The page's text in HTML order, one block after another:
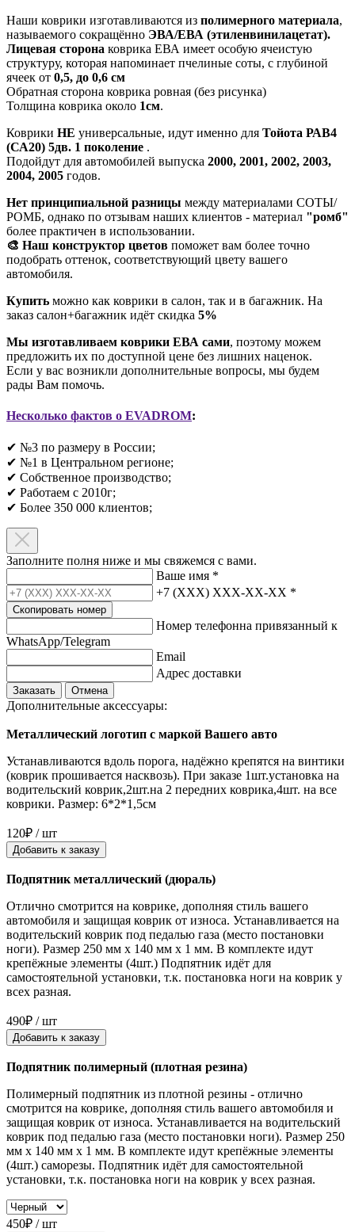
Наши коврики изготавливаются из полимерного материала,
называемого сокращённо ЭВА/ЕВА (этиленвинилацетат).
Лицевая сторона коврика ЕВА имеет особую ячеистую
структуру, которая напоминает пчелиные соты, с глубиной
ячеек от 0,5, до 0,6 см
Обратная сторона коврика ровная (без рисунка)
Толщина коврика около 1см.
Коврики НЕ универсальные, идут именно для Тойота РАВ4
(СА20) 5дв. 1 поколение .
Подойдут для автомобилей выпуска 2000, 2001, 2002, 2003,
2004, 2005 годов.
Нет принципиальной разницы между материалами СОТЫ/
РОМБ, однако по отзывам наших клиентов - материал "ромб"
более практичен в использовании.
🎨 Наш конструктор цветов поможет вам более точно
подобрать оттенок, соответствующий цвету вашего
автомобиля.
Купить можно как коврики в салон, так и в багажник. На
заказ салон+багажник идёт скидка 5%
Мы изготавливаем коврики ЕВА сами, поэтому можем
предложить их по доступной цене без лишних наценок.
Если у вас возникли дополнительные вопросы, мы будем
рады Вам помочь.
Несколько фактов о EVADROM:
✔ №3 по размеру в России;
✔ №1 в Центральном регионе;
✔ Собственное производство;
✔ Работаем с 2010г;
✔ Более 350 000 клиентов;​
Заполните полня ниже и мы свяжемся с вами.
Ваше имя *
+7 (XXX) XXX-XX-XX *
Скопировать номер
Номер телефонна привязанный к
WhatsApp/Telegram
Email
Адрес доставки
Заказать Отмена
Дополнительные аксессуары:
Металлический логотип с маркой Вашего авто
Устанавливаются вдоль порога, надёжно крепятся на винтики
(коврик прошивается насквозь). При заказе 1шт.установка на
водительский коврик,2шт.на 2 передних коврика,4шт. на все
коврики. Размер: 6*2*1,5см
120₽ / шт
Добавить к заказу
Подпятник металлический (дюраль)
Отлично смотрится на коврике, дополняя стиль вашего
автомобиля и защищая коврик от износа. Устанавливается на
водительский коврик под педалью газа (место постановки
ноги). Размер 250 мм x 140 мм x 1 мм. В комплекте идут
крепёжные элементы (4шт.) Подпятник идёт для
самостоятельной установки, т.к. постановка ноги на коврик у
всех разная.
490₽ / шт
Добавить к заказу
Подпятник полимерный (плотная резина)
Полимерный подпятник из плотной резины - отлично
смотрится на коврике, дополняя стиль вашего автомобиля и
защищая коврик от износа. Устанавливается на водительский
коврик под педалью газа (место постановки ноги). Размер 250
мм x 140 мм x 1 мм. В комплекте идут крепёжные элементы
(4шт.) саморезы. Подпятник идёт для самостоятельной
установки, т.к. постановка ноги на коврик у всех разная.
450₽ / шт